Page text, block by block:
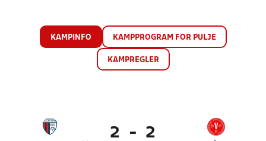
KAMPINFO KAMPPROGRAM FOR PULJE
KAMPREGLER
2 - 2